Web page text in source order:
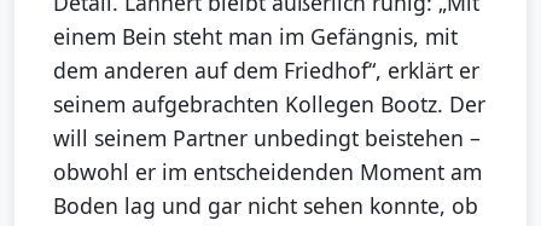
einem Bein steht man im Gefängnis, mit
dem anderen auf dem Friedhof“, erklärt er
seinem aufgebrachten Kollegen Bootz. Der
will seinem Partner unbedingt beistehen –
obwohl er im entscheidenden Moment am
Boden lag und gar nicht sehen konnte, ob